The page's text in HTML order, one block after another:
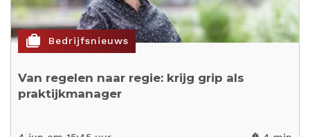
cases Bedrijfsnieuws
Van regelen naar regie: krijg grip als
praktijkmanager